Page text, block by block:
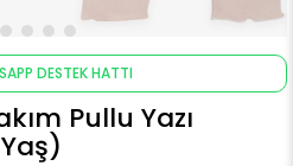
DESTEK HATTI
Pullu Yazı